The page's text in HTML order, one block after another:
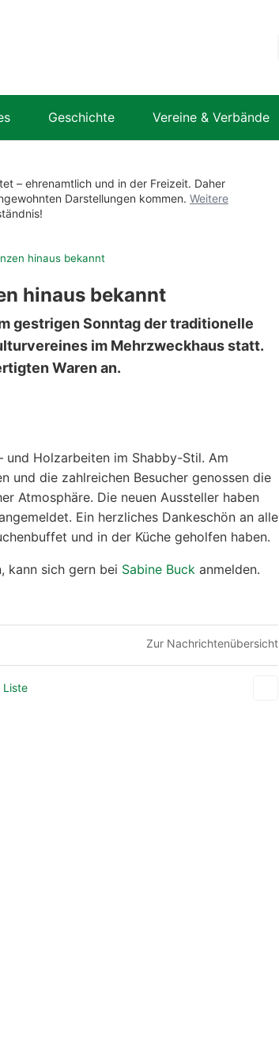
Geschichte Vereine & Verbände
– ehrenamtlich und in der Freizeit. Daher
Darstellungen kommen. Weitere
hinaus bekannt
hinaus bekannt
gestrigen Sonntag der traditionelle
im Mehrzweckhaus statt.
Waren an.
und Holzarbeiten im Shabby-Stil. Am
und die zahlreichen Besucher genossen die
Atmosphäre. Die neuen Aussteller haben
Ein herzliches Dankeschön an alle
und in der Küche geholfen haben.
kann sich gern bei Sabine Buck anmelden.
Zur Nachrichtenübersicht
Liste